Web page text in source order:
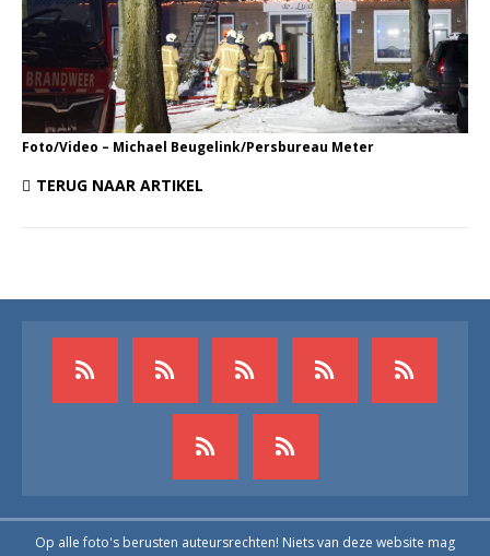
Foto/Video – Michael Beugelink/Persbureau Meter
TERUG NAAR ARTIKEL
Op alle foto's berusten auteursrechten! Niets van deze website mag